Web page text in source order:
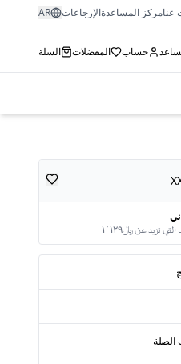
عنامركز المساعدةالإرجاعات AR
حساب المفضلات السلة
تزيد عن ﷼١٬١٢٩
الصلة